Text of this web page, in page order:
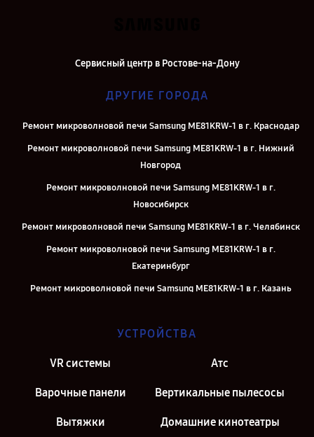
Сервисный центр в Ростове-на-Дону
ДРУГИЕ ГОРОДА
Ремонт микроволновой печи Samsung ME81KRW-1 в г. Краснодар
Ремонт микроволновой печи Samsung ME81KRW-1 в г. Нижний
Новгород
Ремонт микроволновой печи Samsung ME81KRW-1 в г.
Новосибирск
Ремонт микроволновой печи Samsung ME81KRW-1 в г. Челябинск
Ремонт микроволновой печи Samsung ME81KRW-1 в г.
Екатеринбург
Ремонт микроволновой печи Samsung ME81KRW-1 в г. Казань
Ремонт микроволновой печи Samsung ME81KRW-1 в г. Санкт-
УСТРОЙСТВА
VR системы Атс
Варочные панели Вертикальные пылесосы
Вытяжки Домашние кинотеатры